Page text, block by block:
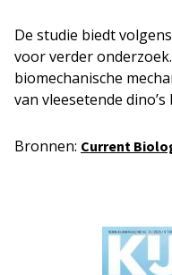
De studie biedt
voor verder
biomechanische
van vleesetende
Bronnen: Current